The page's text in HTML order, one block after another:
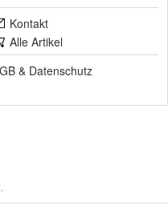
Kontakt
Alle Artikel
& Datenschutz